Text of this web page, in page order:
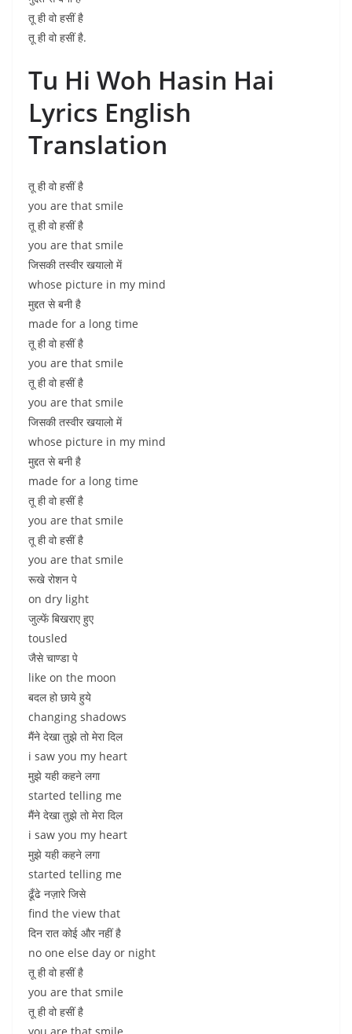
तू ही वो हसीं है
तू ही वो हसीं है.
Tu Hi Woh Hasin Hai
Lyrics English
Translation
तू ही वो हसीं है
you are that smile
तू ही वो हसीं है
you are that smile
जिसकी तस्वीर खयालो में
whose picture in my mind
मुद्दत से बनी है
made for a long time
तू ही वो हसीं है
you are that smile
तू ही वो हसीं है
you are that smile
जिसकी तस्वीर खयालो में
whose picture in my mind
मुद्दत से बनी है
made for a long time
तू ही वो हसीं है
you are that smile
तू ही वो हसीं है
you are that smile
रूखे रोशन पे
on dry light
जुल्फें बिखराए हुए
tousled
जैसे चाण्डा पे
like on the moon
बदल हो छाये हुये
changing shadows
मैंने देखा तुझे तो मेरा दिल
i saw you my heart
मुझे यही कहने लगा
started telling me
मैंने देखा तुझे तो मेरा दिल
i saw you my heart
मुझे यही कहने लगा
started telling me
ढूँढे नज़ारे जिसे
find the view that
दिन रात कोई और नहीं है
no one else day or night
तू ही वो हसीं है
you are that smile
तू ही वो हसीं है